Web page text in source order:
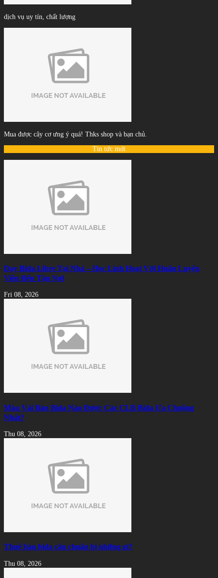
dịch vụ uy tín, chất lượng
Mua được cây cơ ưng ý quá! Thks shop và bạn chủ.
Tin tức mới
Dạy Bida Libre Tại Nhà – Học Linh Hoạt Với Huấn Luyện
Viên Đến Tận Nơi
Fri 08, 2026
Màu Vải Bàn Bida Nào Được Các CLB Bida Ưa Chuộng
Nhất?
Thu 08, 2026
Thuê bàn bida cần chuẩn bị những gì?
Thu 08, 2026